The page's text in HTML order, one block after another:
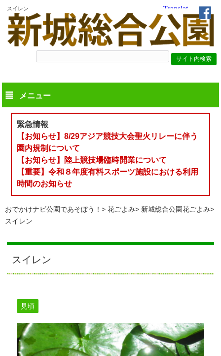
スイレン
メニュー
緊急情報
【お知らせ】8/29アジア競技大会聖火リレーに伴う
園内規制について
【お知らせ】陸上競技場臨時開業について
【重要】令和８年度有料スポーツ施設における利用
時間のお知らせ
おでかけナビ公園であそぼう！ 花ごよみ
新城総合公園花ごよみ
スイレン
スイレン
見頃